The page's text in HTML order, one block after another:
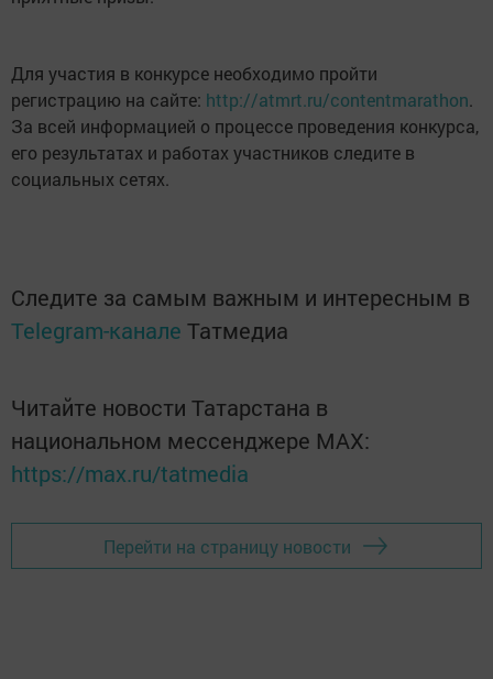
Для участия в конкурсе необходимо пройти
регистрацию на сайте: http://atmrt.ru/contentmarathon.
За всей информацией о процессе проведения конкурса,
его результатах и работах участников следите в
социальных сетях.
Следите за самым важным и интересным в
Telegram-канале Татмедиа
Читайте новости Татарстана в
национальном мессенджере MАХ:
https://max.ru/tatmedia
Перейти на страницу новости